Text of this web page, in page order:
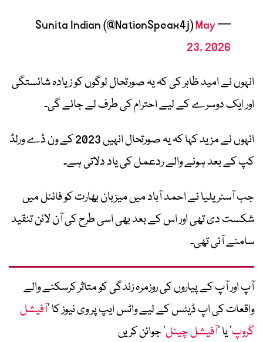
— Sunita Indian (@NationSpeax4j)
May
23, 2026
انہوں نے امید ظاہر کی کہ یہ صورتحال لوگوں کو زیادہ شائستگی
اور ایک دوسرے کے لیے احترام کی طرف لے جائے گی۔
انہوں نے مزید کہا کہ یہ صورتحال انہیں 2023 کے ون ڈے ورلڈ
کپ کے بعد ہونے والے ردعمل کی یاد دلاتی ہے۔
جب آسٹریلیا نے احمد آباد میں میزبان بھارت کو فائنل میں
شکست دی تھی اور اس کے بعد بھی اسی طرح کی آن لائن تنقید
سامنے آئی تھی۔
آپ اور آپ کے پیاروں کی روزمرہ زندگی کو متاثر کرسکنے والے
واقعات کی اپ ڈیٹس کے لیے واٹس ایپ پر وی نیوز کا ’آفیشل
گروپ‘ یا ’آفیشل چینل‘ جوائن کریں